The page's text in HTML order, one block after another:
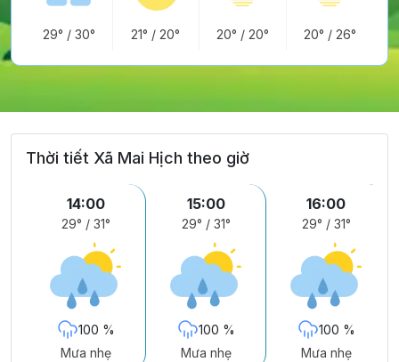
29° / 30° 21° /20° 20° / 20° 20° / 26°
Thời tiết Xã Mai Hịch theo giờ
14:00
29° / 31°
100 %
Mưa nhẹ
15:00
29° / 31°
100 %
Mưa nhẹ
16:00
29° / 31°
100 %
Mưa nhẹ